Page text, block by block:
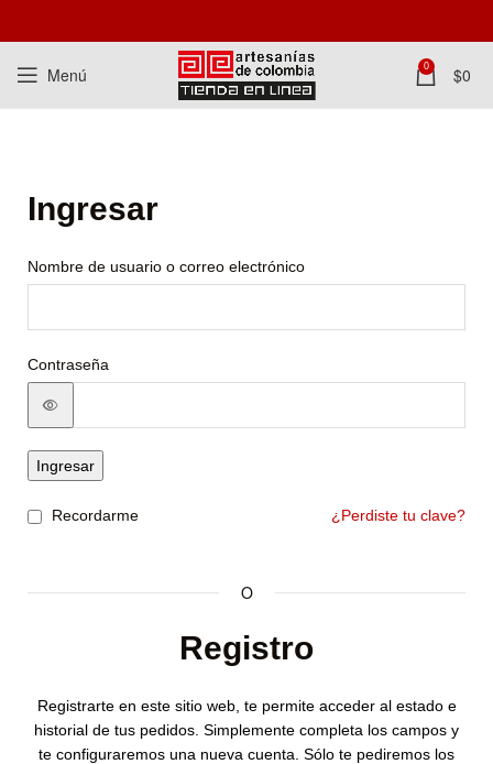
Menú 0 $0
Ingresar
Nombre de usuario o correo electrónico
Contraseña
Ingresar
¿Perdiste tu clave?
Recordarme
O
Registro
Registrarte en este sitio web, te permite acceder al estado e
historial de tus pedidos. Simplemente completa los campos y
te configuraremos una nueva cuenta. Sólo te pediremos los